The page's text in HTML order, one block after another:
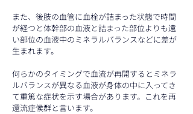
また、後肢の血管に血栓が詰まった状態で時間
が経つと体幹部の血液と詰まった部位よりも遠
い部位の血液中のミネラルバランスなどに差が
生まれます。
何らかのタイミングで血流が再開するとミネラ
ルバランスが異なる血液が身体の中に入ってき
て重篤な症状を示す場合があります。これを再
還流症候群と言います。